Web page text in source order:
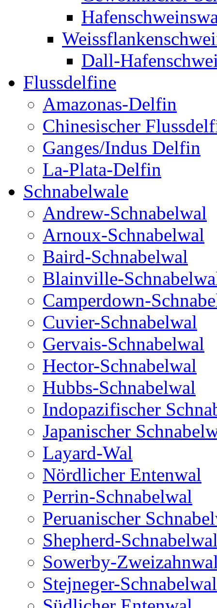
Dall-
Flussdelfine
Amazonas-Delfin
Chinesischer
Ganges/Indus Delfin
La-Plata-Delfin
Schnabelwale
Andrew-Schnabelwal
Arnoux-Schnabelwal
Baird-Schnabelwal
Blainville-
Camperdown-
Cuvier-Schnabelwal
Gervais-Schnabelwal
Hector-Schnabelwal
Hubbs-Schnabelwal
Indopazifischer
Japanischer
Layard-Wal
Nördlicher Entenwal
Perrin-Schnabelwal
Peruanischer
Shepherd-
Sowerby-
Stejneger-Schnabelwal